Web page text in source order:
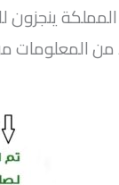
ينجزون
من المعلومات